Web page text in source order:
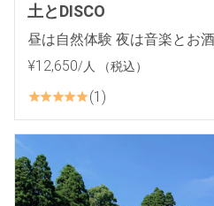
土とDISCO
昼は自然体験 夜は音楽とお
¥12,650/人 （税込）
1